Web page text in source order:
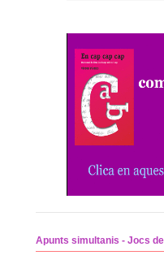
Apunts simultanis - Jocs